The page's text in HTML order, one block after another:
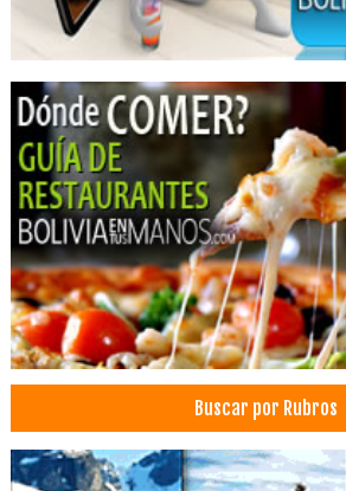
Buscar por Rubros